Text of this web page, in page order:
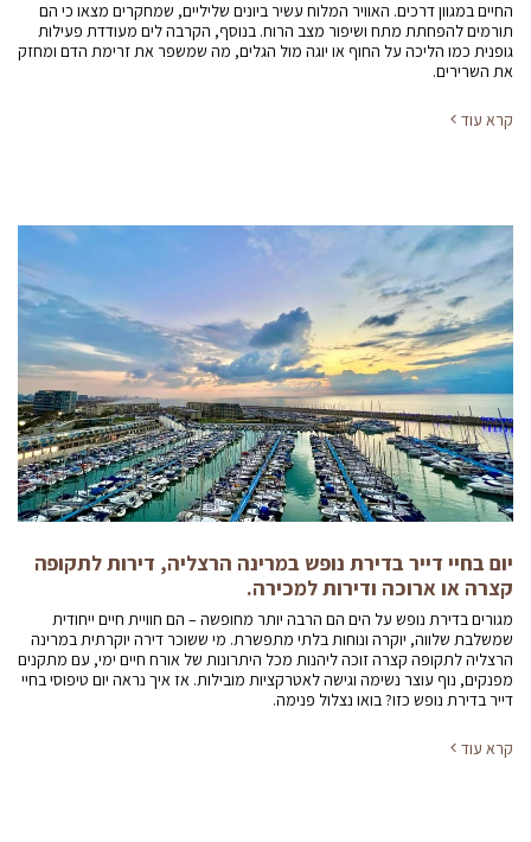
החיים במגוון דרכים. האוויר המלוח עשיר ביונים שליליים, שמחקרים מצאו כי הם
תורמים להפחתת מתח ושיפור מצב הרוח. בנוסף, הקרבה לים מעודדת פעילות
גופנית כמו הליכה על החוף או יוגה מול הגלים, מה שמשפר את זרימת הדם ומחזק
את השרירים.
קרא עוד
יום בחיי דייר בדירת נופש במרינה הרצליה, דירות לתקופה
קצרה או ארוכה ודירות למכירה.
מגורים בדירת נופש על הים הם הרבה יותר מחופשה – הם חוויית חיים ייחודית
שמשלבת שלווה, יוקרה ונוחות בלתי מתפשרת. מי ששוכר דירה יוקרתית במרינה
הרצליה לתקופה קצרה זוכה ליהנות מכל היתרונות של אורח חיים ימי, עם מתקנים
מפנקים, נוף עוצר נשימה וגישה לאטרקציות מובילות. אז איך נראה יום טיפוסי בחיי
דייר בדירת נופש כזו? בואו נצלול פנימה.
קרא עוד